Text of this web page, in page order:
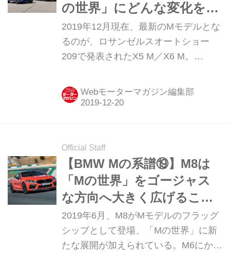
の世界」にどんな変化を与
えるのか
2019年12月現在、最新のMモデルとな
るのが、ロサンゼルスオートショー
209で発表されたX5 M／X6 M。
最終回として、3代目となる新型X5 M
／X6 Mを紹介しよう。
Webモーターマガジン編集部
Official Staff
【BMW Mの系譜⑲】M8は
「Mの世界」をゴージャス
な方向へ大きく広げること
になりそうだ
2019年6月、M8がMモデルのフラッグ
シップとして登場、「Mの世界」に新
たな展開が加えられている。M6にかわ